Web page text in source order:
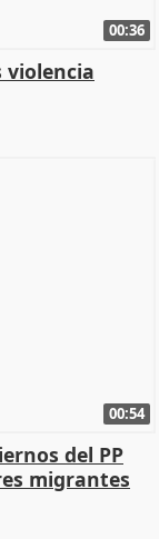
00:36
violencia
00:54
del PP
migrantes